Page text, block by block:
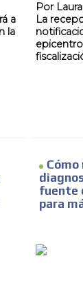
a
la
Por
La
Cómo
fuente
para